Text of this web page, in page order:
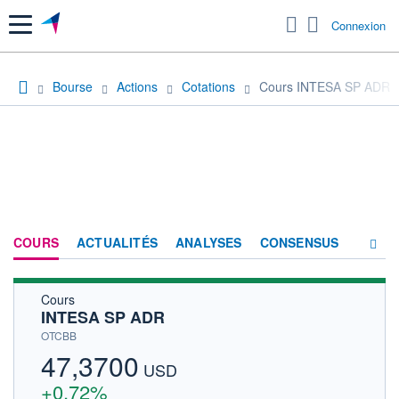
Menu Connexion
Bourse Actions Cotations Cours INTESA SP ADR
COURS ACTUALITÉS ANALYSES CONSENSUS
Cours
INTESA SP ADR
OTCBB
47,3700 USD
+0,72%